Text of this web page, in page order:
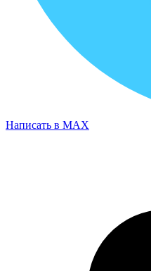
Написать в MAX